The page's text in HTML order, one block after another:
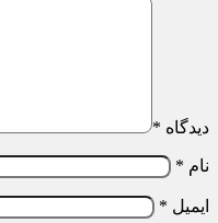
دیدگاه *
نام *
ایمیل *